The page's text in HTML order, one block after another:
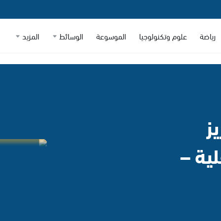
رياضة علوم وتكنولوجيا الموسوعة الوسائط المزيد
–